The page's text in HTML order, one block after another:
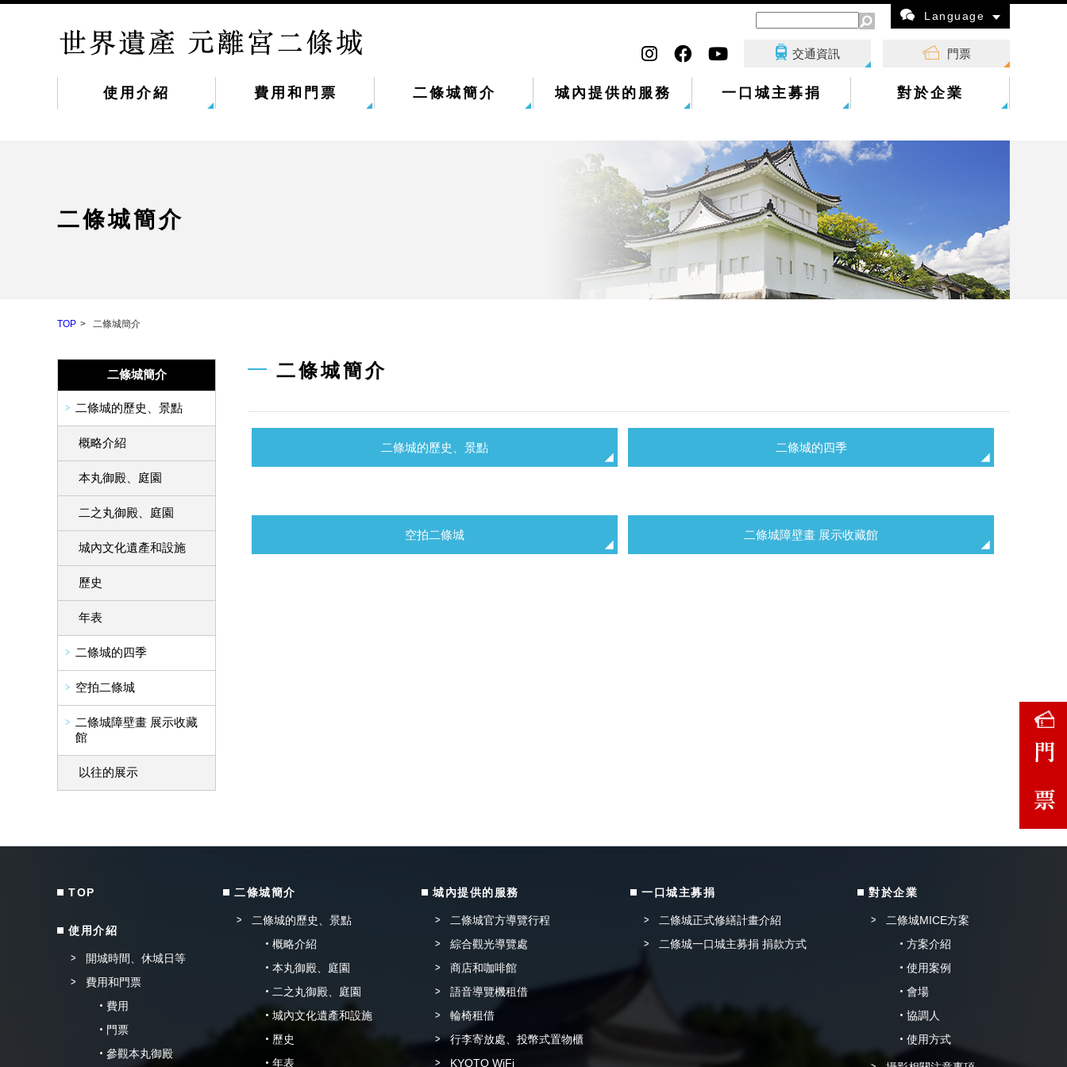
Language
使用介紹 費用和門票 二條城簡介 城內提供的服務 一口城主募捐 對於企業
交通資訊 門票
二條城簡介
TOP 二條城簡介
二條城簡介
二條城的歷史、景點 二條城的四季
空拍二條城 二條城障壁畫 展示收藏館
二條城簡介
二條城的歷史、景點
概略介紹
本丸御殿、庭園
二之丸御殿、庭園
城內文化遺產和設施
歷史
年表
二條城的四季
空拍二條城
二條城障壁畫 展示收藏
館
以往的展示
TOP
使用介紹
開城時間、休城日等
費用和門票
費用
門票
參觀本丸御殿
二條城簡介
二條城的歷史、景點
概略介紹
本丸御殿、庭園
二之丸御殿、庭園
城內文化遺產和設施
歷史
年表
城內提供的服務
二條城官方導覽行程
綜合觀光導覽處
商店和咖啡館
語音導覽機租借
輪椅租借
行李寄放處、投幣式置物櫃
KYOTO WiFi
一口城主募捐
二條城正式修繕計畫介紹
二條城一口城主募捐 捐款方式
對於企業
二條城MICE方案
方案介紹
使用案例
會場
協調人
使用方式